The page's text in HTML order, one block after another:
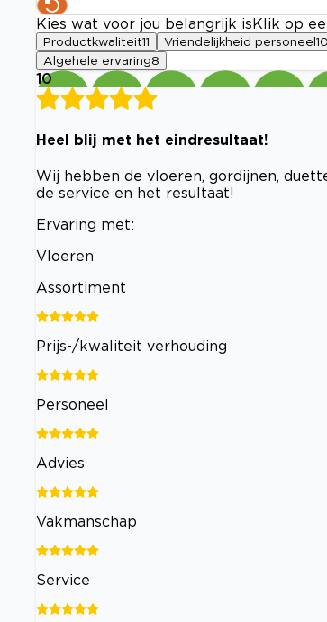
Kies wat voor jou belangrijk is Klik op
Productkwaliteit11 Vriendelijkheid personeel 10
Algehele ervaring8
10
Heel blij met het eindresultaat!
Wij hebben de vloeren, gordijnen,
de service en het resultaat!
Ervaring met:
Vloeren
Assortiment
Prijs-/kwaliteit verhouding
Personeel
Advies
Vakmanschap
Service